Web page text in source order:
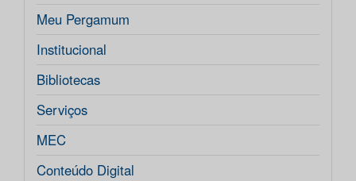
Meu Pergamum
Institucional
Bibliotecas
Serviços
MEC
Conteúdo Digital